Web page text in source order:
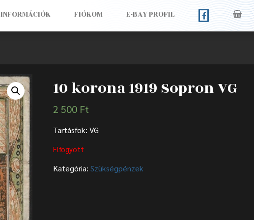
INFORMÁCIÓK FIÓKOM E-BAY PROFIL
10 korona 1919 Sopron VG
2 500 Ft
Tartásfok: VG
Elfogyott
Kategória:Szükségpénzek